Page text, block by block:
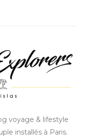
voyage & lifestyle
installés à Paris.